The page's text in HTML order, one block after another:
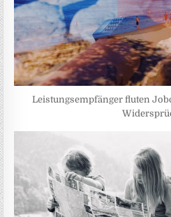
Leistungsempfänger fluten